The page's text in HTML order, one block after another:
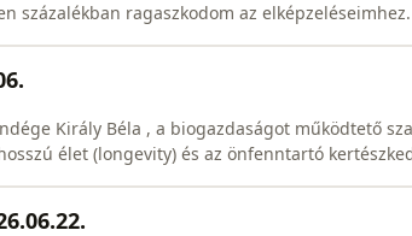
százalékban ragaszkodom az
Király Béla , a biogazdaságot működtető
élet (longevity) és az önfenntartó